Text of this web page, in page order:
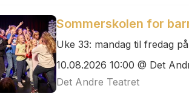
Sommerskolen for
Uke 33: mandag til fredag
10.08.2026 10:00 @ Det
Det Andre Teatret